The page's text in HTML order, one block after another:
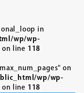
in
wp/wp-
on line 118
on
wp/wp-
on line 118